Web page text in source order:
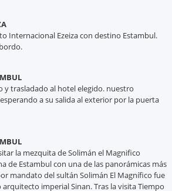
Internacional Ezeiza con destino Estambul.
y trasladado al hotel elegido. nuestro
a su salida al exterior por la puerta
la mezquita de Solimán el Magnifico
de Estambul con una de las panorámicas más
mandato del sultán Solimán El Magnífico fue
imperial Sinan. Tras la visita Tiempo